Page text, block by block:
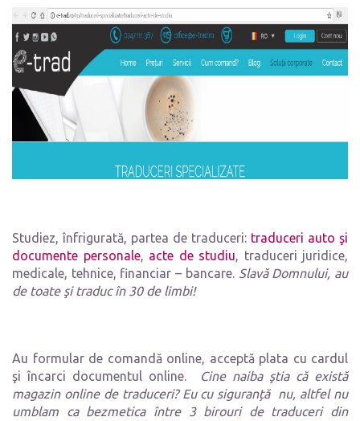
Studiez, înfrigurată, partea de traduceri: traduceri auto şi
documente personale, acte de studiu, traduceri juridice,
medicale, tehnice, financiar – bancare. Slavă Domnului, au
de toate şi traduc în 30 de limbi!
Au formular de comandă online, acceptă plata cu cardul
şi încarci documentul online.
Cine naiba ştia că există
magazin online de traduceri? Eu cu siguranță nu, altfel nu
umblam ca bezmetica între 3 birouri de traduceri din